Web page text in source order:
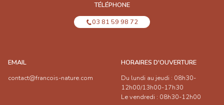
TÉLÉPHONE
03 81 59 98 72
EMAIL
contact@francois-nature.com
HORAIRES D'OUVERTURE
Du lundi au jeudi : 08h30-
12h00/13h00-17h30
Le vendredi : 08h30-12h00